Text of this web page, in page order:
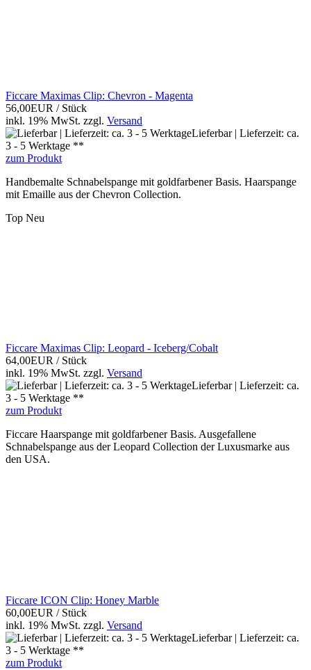
Ficcare Maximas Clip: Chevron - Magenta
56,00EUR / Stück
inkl. 19% MwSt. zzgl. Versand
Lieferbar | Lieferzeit: ca.
3 - 5 Werktage **
zum Produkt
Handbemalte Schnabelspange mit goldfarbener Basis. Haarspange
mit Emaille aus der Chevron Collection.
Top Neu
Ficcare Maximas Clip: Leopard - Iceberg/Cobalt
64,00EUR / Stück
inkl. 19% MwSt. zzgl. Versand
Lieferbar | Lieferzeit: ca.
3 - 5 Werktage **
zum Produkt
Ficcare Haarspange mit goldfarbener Basis. Ausgefallene
Schnabelspange aus der Leopard Collection der Luxusmarke aus
den USA.
Ficcare ICON Clip: Honey Marble
60,00EUR / Stück
inkl. 19% MwSt. zzgl. Versand
Lieferbar | Lieferzeit: ca.
3 - 5 Werktage **
zum Produkt